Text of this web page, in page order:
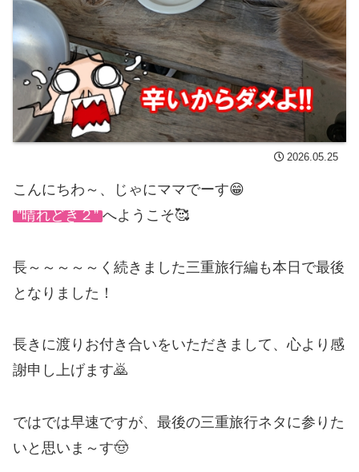
2026.05.25
こんにちわ～、じゃにママでーす😁
”晴れどき２” へようこそ🥰
長～～～～～く続きました三重旅行編も本日で最後
となりました！
長きに渡りお付き合いをいただきまして、心より感
謝申し上げます🙇
ではでは早速ですが、最後の三重旅行ネタに参りた
いと思いま～す🤠